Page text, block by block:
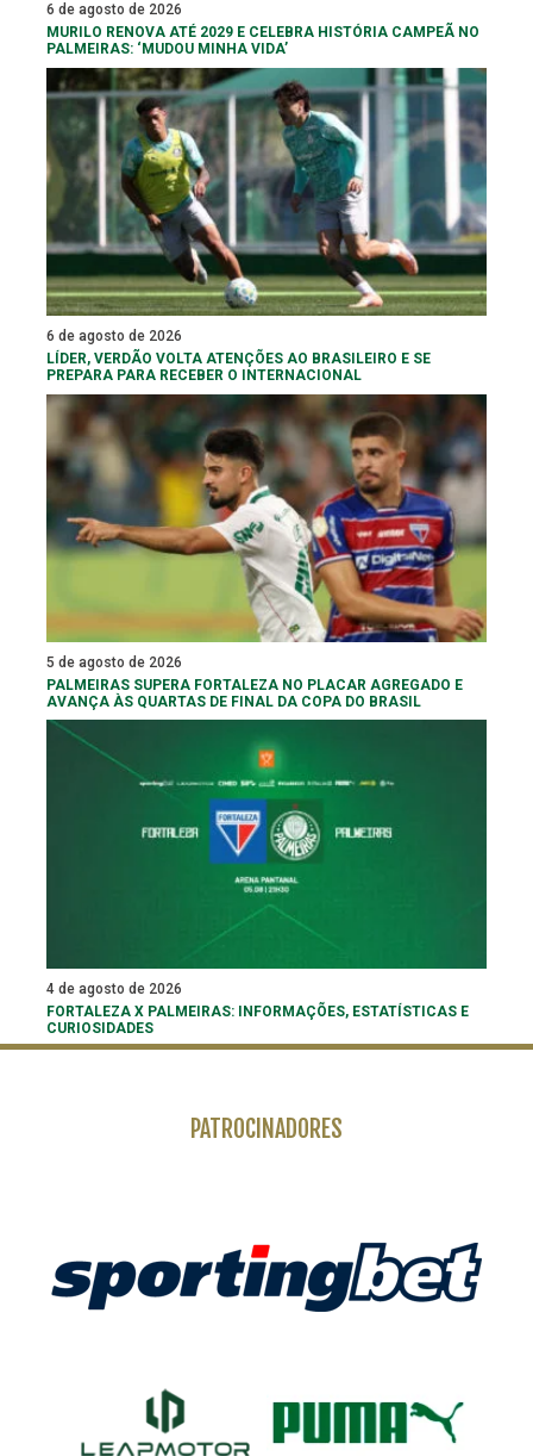
6 de agosto de 2026
MURILO RENOVA ATÉ 2029 E CELEBRA HISTÓRIA CAMPEÃ NO
PALMEIRAS: ‘MUDOU MINHA VIDA’
6 de agosto de 2026
LÍDER, VERDÃO VOLTA ATENÇÕES AO BRASILEIRO E SE
PREPARA PARA RECEBER O INTERNACIONAL
5 de agosto de 2026
PALMEIRAS SUPERA FORTALEZA NO PLACAR AGREGADO E
AVANÇA ÀS QUARTAS DE FINAL DA COPA DO BRASIL
4 de agosto de 2026
FORTALEZA X PALMEIRAS: INFORMAÇÕES, ESTATÍSTICAS E
CURIOSIDADES
PATROCINADORES